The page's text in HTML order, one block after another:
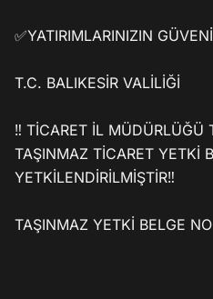
✅YATIRIMLARINIZIN
T.C. BALIKESİR VALİLİĞİ
‼️ TİCARET İL MÜDÜRLÜĞÜ
TAŞINMAZ TİCARET YETKİ
YETKİLENDİRİLMİŞTİR‼️
TAŞINMAZ YETKİ BELGE